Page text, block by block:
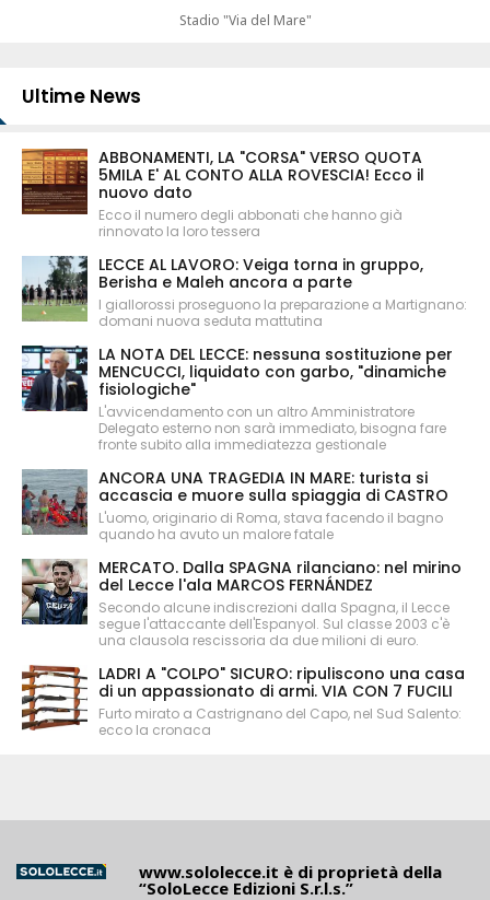
Stadio "Via del Mare"
Ultime News
ABBONAMENTI, LA "CORSA" VERSO QUOTA
5MILA E' AL CONTO ALLA ROVESCIA! Ecco il
nuovo dato
Ecco il numero degli abbonati che hanno già
rinnovato la loro tessera
LECCE AL LAVORO: Veiga torna in gruppo,
Berisha e Maleh ancora a parte
I giallorossi proseguono la preparazione a Martignano:
domani nuova seduta mattutina
LA NOTA DEL LECCE: nessuna sostituzione per
MENCUCCI, liquidato con garbo, "dinamiche
fisiologiche"
L'avvicendamento con un altro Amministratore
Delegato esterno non sarà immediato, bisogna fare
fronte subito alla immediatezza gestionale
ANCORA UNA TRAGEDIA IN MARE: turista si
accascia e muore sulla spiaggia di CASTRO
L'uomo, originario di Roma, stava facendo il bagno
quando ha avuto un malore fatale
MERCATO. Dalla SPAGNA rilanciano: nel mirino
del Lecce l'ala MARCOS FERNÁNDEZ
Secondo alcune indiscrezioni dalla Spagna, il Lecce
segue l'attaccante dell'Espanyol. Sul classe 2003 c'è
una clausola rescissoria da due milioni di euro.
LADRI A "COLPO" SICURO: ripuliscono una casa
di un appassionato di armi. VIA CON 7 FUCILI
Furto mirato a Castrignano del Capo, nel Sud Salento:
ecco la cronaca
www.sololecce.it è di proprietà della
“SoloLecce Edizioni S.r.l.s.”